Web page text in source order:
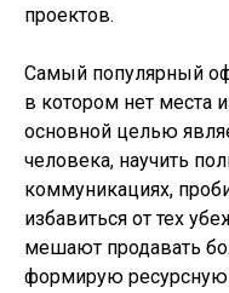
проектов.
Самый популярный
в котором нет места
основной целью
человека, научить
коммуникациях,
избавиться от тех
мешают продавать
формирую ресурсную